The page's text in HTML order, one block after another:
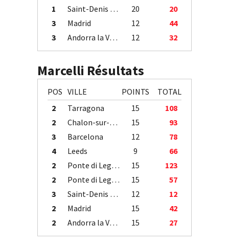
1
Saint-Denis / Île de la Réunion 20
20
3
Madrid 12
44
3
Andorra la Vella 12 32
Marcelli Résultats
POS VILLE POINTS
TOTAL
2
Tarragona 15
108
2
Chalon-sur-Saône 15
93
3
Barcelona 12
78
4
Leeds 9
66
2
Ponte di Legno 15
123
2
Ponte di Legno 15
57
3
Saint-Denis / Île de la Réunion 12
12
2
Madrid 15
42
2
Andorra la Vella 15 27